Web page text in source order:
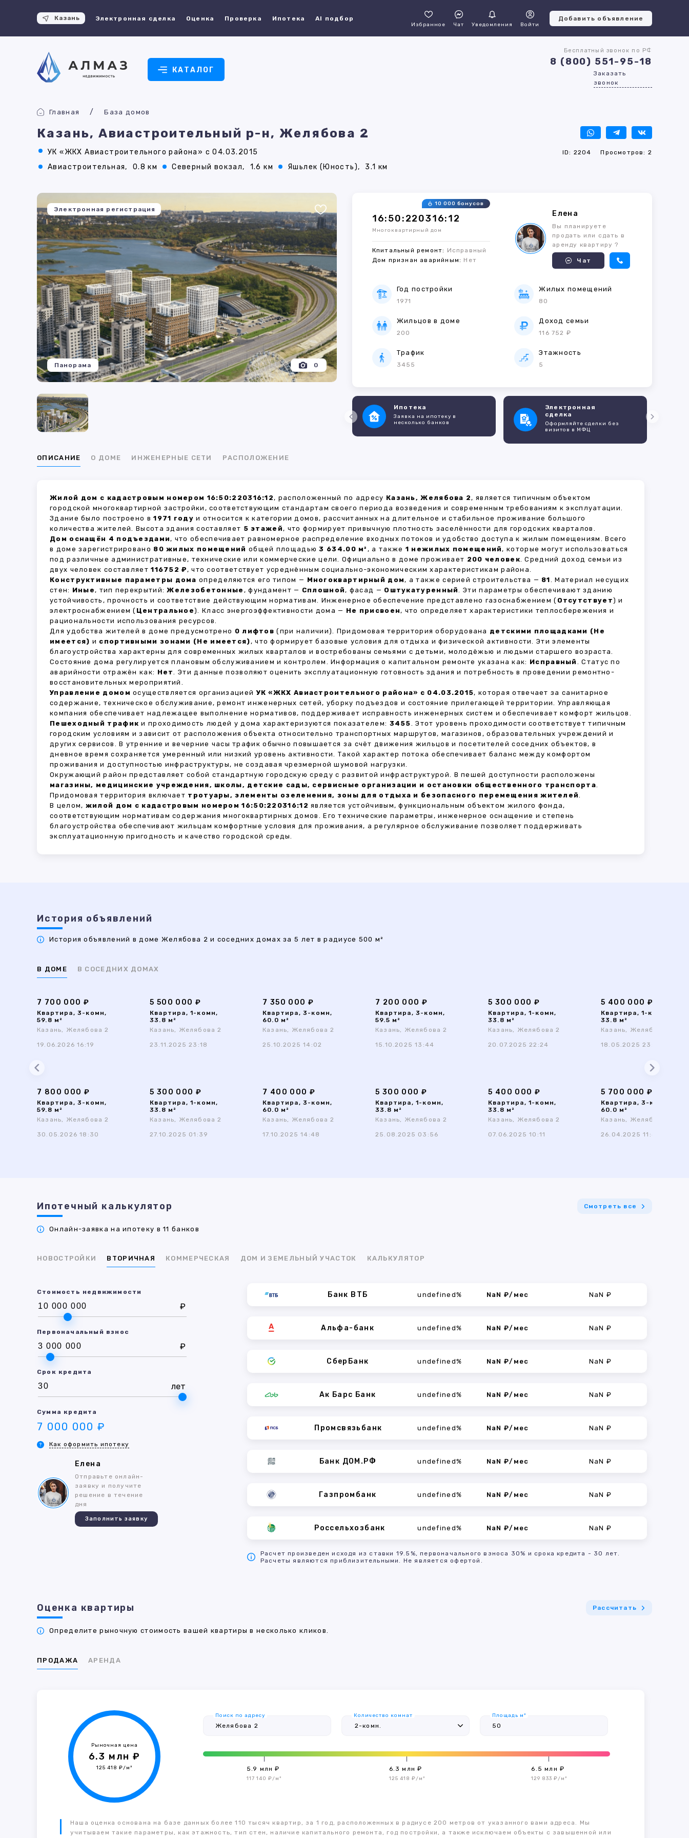
Казань Электронная сделка Оценка Проверка Ипотека AI подбор
Избранное Чат Уведомления Войти
Добавить объявление
КАТАЛОГ
Бесплатный звонок по РФ
8 (800) 551-95-18
Заказать
звонок
Главная База домов
Казань, Авиастроительный р-н, Желябова 2
УК «ЖКХ Авиастроительного района» с 04.03.2015 ID: 2204 Просмотров: 2
Авиастроительная, 0.8 км Северный вокзал, 1.6 км Яшьлек (Юность), 3.1 км
Электронная регистрация
0
Панорама
16:50:220316:12
10 000 бонусов
Многоквартирный дом
Кпитальный ремонт: Исправный
Дом признан аварийным: Нет
Елена
Вы планируете
продать или сдать в
аренду квартиру ?
Чат
Год постройки
1971
Жилых помещений
80
Жильцов в доме
200
Доход семьи
116 752 ₽
Трафик
3455
Этажность
5
Ипотека
Заявка на ипотеку в
несколько банков
Электронная
сделка
Оформляйте сделки без
визитов в МФЦ
ОПИСАНИЕ О ДОМЕ ИНЖЕНЕРНЫЕ СЕТИ РАСПОЛОЖЕНИЕ
Жилой дом с кадастровым номером 16:50:220316:12, расположенный по адресу Казань, Желябова 2, является типичным объектом
городской многоквартирной застройки, соответствующим стандартам своего периода возведения и современным требованиям к эксплуатации.
Здание было построено в1971 году и относится к категории домов, рассчитанных на длительное и стабильное проживание большого
количества жителей. Высота здания составляет 5 этажей, что формирует привычную плотность заселённости для городских кварталов.
Дом оснащён 4 подъездами, что обеспечивает равномерное распределение входных потоков и удобство доступа к жилым помещениям. Всего
в доме зарегистрировано 80 жилых помещений общей площадью3 634.00 м² , а также 1 нежилых помещений, которые могут использоваться
под различные административные, технические или коммерческие цели. Официально в доме проживает 200 человек. Средний доход семьи из
двух человек составляет116752 ₽, что соответствует усреднённым социально-экономическим характеристикам района.
Конструктивные параметры дома определяются его типом — Многоквартирный дом, а также серией строительства — 81. Материал несущих
стен: Иные, тип перекрытий:Железобетонные , фундамент — Сплошной, фасад — Оштукатуренный. Эти параметры обеспечивают зданию
устойчивость, прочность и соответствие действующим нормативам. Инженерное обеспечение представлено газоснабжением ( Отсутствует) и
электроснабжением ( Центральное). Класс энергоэффективности дома — Не присвоен, что определяет характеристики теплосбережения и
рациональности использования ресурсов.
Для удобства жителей в доме предусмотрено 0 лифтов (при наличии). Придомовая территория оборудована детскими площадками (Не
имеется) и спортивными зонами (Не имеется), что формирует базовые условия для отдыха и физической активности. Эти элементы
благоустройства характерны для современных жилых кварталов и востребованы семьями с детьми, молодёжью и людьми старшего возраста.
Состояние дома регулируется плановым обслуживанием и контролем. Информация о капитальном ремонте указана как: Исправный . Статус по
аварийности отражён как: Нет. Эти данные позволяют оценить эксплуатационную готовность здания и потребность в проведении ремонтно-
восстановительных мероприятий.
Управление домом осуществляется организациейУК «ЖКХ Авиастроительного района» с 04.03.2015, которая отвечает за санитарное
содержание, техническое обслуживание, ремонт инженерных сетей, уборку подъездов и состояние прилегающей территории. Управляющая
компания обеспечивает надлежащее выполнение нормативов, поддерживает исправность инженерных систем и обеспечивает комфорт жильцов.
Пешеходный трафик и проходимость людей у дома характеризуются показателем: 3455. Этот уровень проходимости соответствует типичным
городским условиям и зависит от расположения объекта относительно транспортных маршрутов, магазинов, образовательных учреждений и
других сервисов. В утренние и вечерние часы трафик обычно повышается за счёт движения жильцов и посетителей соседних объектов, в
дневное время сохраняется умеренный или низкий уровень активности. Такой характер потока обеспечивает баланс между комфортом
проживания и доступностью инфраструктуры, не создавая чрезмерной шумовой нагрузки.
Окружающий район представляет собой стандартную городскую среду с развитой инфраструктурой. В пешей доступности расположены
магазины, медицинские учреждения, школы, детские сады, сервисные организации и остановки общественного транспорта.
Придомовая территория включает тротуары, элементы озеленения, зоны для отдыха и безопасного перемещения жителей.
В целом, жилой дом с кадастровым номером 16:50:220316:12 является устойчивым, функциональным объектом жилого фонда,
соответствующим нормативам содержания многоквартирных домов. Его технические параметры, инженерное оснащение и степень
благоустройства обеспечивают жильцам комфортные условия для проживания, а регулярное обслуживание позволяет поддерживать
эксплуатационную пригодность и качество городской среды.
История объявлений
История объявлений в доме Желябова 2 и соседних домах за 5 лет в радиусе 500 м²
В ДОМЕ В СОСЕДНИХ ДОМАХ
7 700 000 ₽
Квартира, 3-комн,
59.8 м²
Казань, Желябова 2
19.06.2026 16:19
5 500 000 ₽
Квартира, 1-комн,
33.8 м²
Казань, Желябова 2
23.11.2025 23:18
7 350 000 ₽
Квартира, 3-комн,
60.0 м²
Казань, Желябова 2
25.10.2025 14:02
7 200 000 ₽
Квартира, 3-комн,
59.5 м²
Казань, Желябова 2
15.10.2025 13:44
5 300 000 ₽
Квартира, 1-комн,
33.8 м²
Казань, Желябова 2
20.07.2025 22:24
5 400 000 ₽
Квартира, 1-комн,
33.8 м²
Казань, Желябова 2
18.05.2025 23:31
7 800 000 ₽
Квартира, 3-комн,
59.8 м²
Казань, Желябова 2
30.05.2026 18:30
5 300 000 ₽
Квартира, 1-комн,
33.8 м²
Казань, Желябова 2
27.10.2025 01:39
7 400 000 ₽
Квартира, 3-комн,
60.0 м²
Казань, Желябова 2
17.10.2025 14:48
5 300 000 ₽
Квартира, 1-комн,
33.8 м²
Казань, Желябова 2
25.08.2025 03:56
5 400 000 ₽
Квартира, 1-комн,
33.8 м²
Казань, Желябова 2
07.06.2025 10:11
5 700 000 ₽
Квартира, 3-комн,
60.0 м²
Казань, Желябова 2
26.04.2025 11:48
Ипотечный калькулятор Смотреть все
Онлайн-заявка на ипотеку в 11 банков
НОВОСТРОЙКИ ВТОРИЧНАЯ КОММЕРЧЕСКАЯ ДОМ И ЗЕМЕЛЬНЫЙ УЧАСТОК КАЛЬКУЛЯТОР
Стоимость недвижимости
₽
Первоначальный взнос
₽
Срок кредита
лет
Сумма кредита
7 000 000 ₽
Как оформить ипотеку
Елена
Отправьте онлайн-
заявку и получите
решение в течение
дня
Заполнить заявку
Банк ВТБ undefined% NaN ₽/мес NaN ₽
Альфа-банк undefined% NaN ₽/мес NaN ₽
СберБанк undefined% NaN ₽/мес NaN ₽
Ак Барс Банк undefined% NaN ₽/мес NaN ₽
Промсвязьбанк undefined% NaN ₽/мес NaN ₽
Банк ДОМ.РФ undefined% NaN ₽/мес NaN ₽
Газпромбанк undefined% NaN ₽/мес NaN ₽
Россельхозбанк undefined% NaN ₽/мес NaN ₽
Расчет произведен исходя из ставки 19.5%, первоначального взноса 30% и срока кредита - 30 лет.
Расчеты являются приблизительными. Не является офертой.
Оценка квартиры Рассчитать
Определите рыночную стоимость вашей квартиры в несколько кликов.
ПРОДАЖА АРЕНДА
Рыночная цена
6.3 млн ₽
125 418 ₽/м²
Поиск по адресу Количество комнат Площадь м²
5.9 млн ₽
117 140 ₽/м²
6.3 млн ₽
125 418 ₽/м²
6.5 млн ₽
129 833 ₽/м²
Наша оценка основана на базе данных более 110 тысяч квартир, за 1 год, расположенных в радиусе 200 метров от указанного вами адреса. Мы
учитываем такие параметры, как этажность, тип стен, наличие капитального ремонта, год постройки, а также исключаем объекты с завышенной или